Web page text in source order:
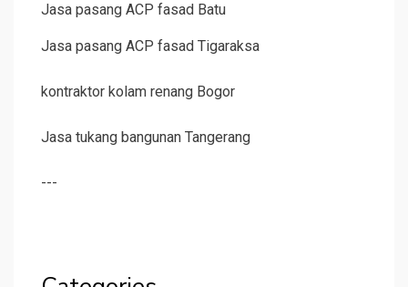
Jasa pasang ACP fasad Batu
Jasa pasang ACP fasad Tigaraksa
kontraktor kolam renang Bogor
Jasa tukang bangunan Tangerang
---